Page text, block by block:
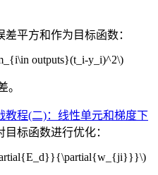
平方和作为目标函数：
outputs}(t_i-y_i)^2\)
。
教程(二)：线性单元和梯度下
目标函数进行优化：